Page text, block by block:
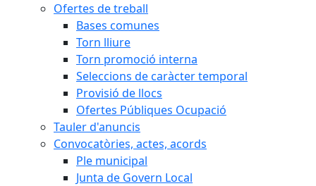
Ofertes de treball
Bases comunes
Torn lliure
Torn promoció interna
Seleccions de caràcter temporal
Provisió de llocs
Ofertes Públiques Ocupació
Tauler d'anuncis
Convocatòries, actes, acords
Ple municipal
Junta de Govern Local